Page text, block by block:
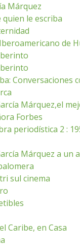
Márquez
le escriba
de
Conversaciones
Márquez,el
Forbes
periodística 2 :
Márquez a un
sul cinema
Caribe, en Casa